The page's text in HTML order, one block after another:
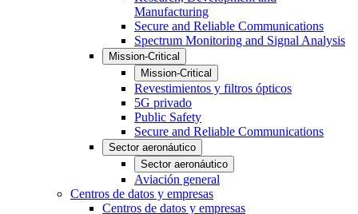
Manufacturing
Secure and Reliable Communications
Spectrum Monitoring and Signal Analysis
Mission-Critical
Mission-Critical
Revestimientos y filtros ópticos
5G privado
Public Safety
Secure and Reliable Communications
Sector aeronáutico
Sector aeronáutico
Aviación general
Centros de datos y empresas
Centros de datos y empresas